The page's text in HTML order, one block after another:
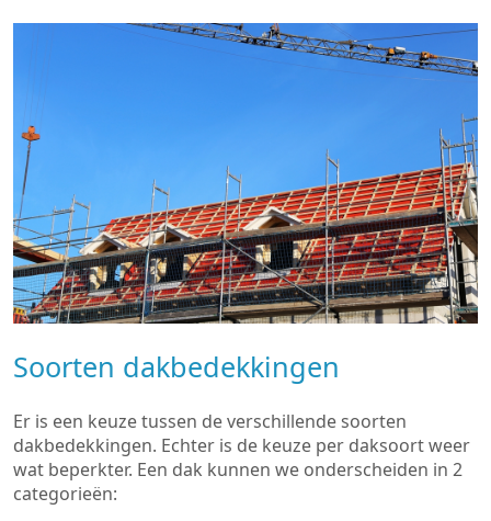
Soorten dakbedekkingen
Er is een keuze tussen de verschillende soorten
dakbedekkingen. Echter is de keuze per daksoort weer
wat beperkter. Een dak kunnen we onderscheiden in 2
categorieën: